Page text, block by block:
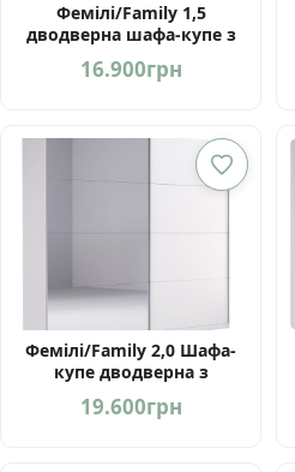
Фемілі/Family 1,5
дводверна шафа-купе з
дзеркалом від МироМарк
Україна
16.900грн
Фемілі/Family 2,0 Шафа-
купе дводверна з
дзеркалом від МироМарк
Україна
19.600грн